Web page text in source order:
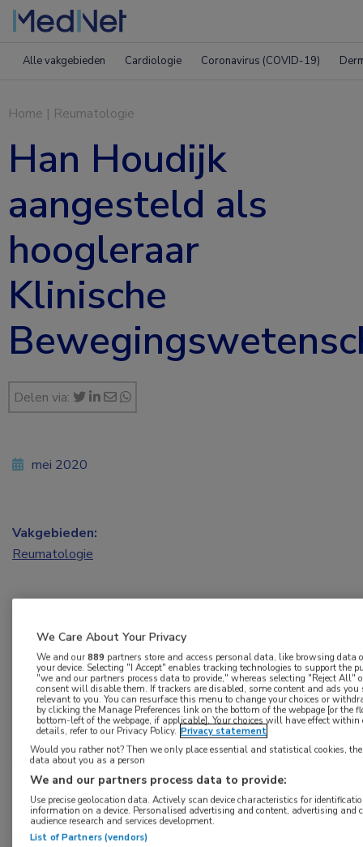
Alle vakgebieden Cardiologie Coronavirus (COVID-19)
Home | Reumatologie
Han Houdijk
aangesteld als
hoogleraar
Klinische
Delen via:
Op 1 mei is Han Houdijk gestart als hoogleraar
Klinische Bewegingswetenschappen bij het
Universitair Medisch Centrum Groningen.
Zijn leerstoel richt zich op het begrijpen van de
fysiologische, biomechanische en neuromusculaire
mechanismen van het normale en gestoorde
bewegen, en het ontwikkelen en evalueren van
innovatieve behandelingen en diagnostische
mei 2020
Vakgebieden:
Reumatologie
We Care About Your Privacy
We and our889 partners store and access personal data, like browsing data
your device. Selecting "I Accept" enables tracking technologies to support the
"we and our partners process data to provide," whereas selecting "Reject
consent will disable them. If trackers are disabled, some content and ads you
relevant to you. You can resurface this menu to change your choices or
by clicking the Manage Preferences link on the bottom of the webpage [or the
bottom-left of the webpage, if applicable]. Your choices will have effect within
details, refer to our Privacy Policy. Privacy statement
Would you rather not? Then we only place essential and statistical cookies,
data about you as a person
We and our partners process data to provide:
Use precise geolocation data. Actively scan device characteristics for
information on a device. Personalised advertising and content, advertising and
audience research and services development.
List of Partners (vendors)